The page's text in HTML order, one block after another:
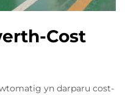
Cost
yn darparu cost-